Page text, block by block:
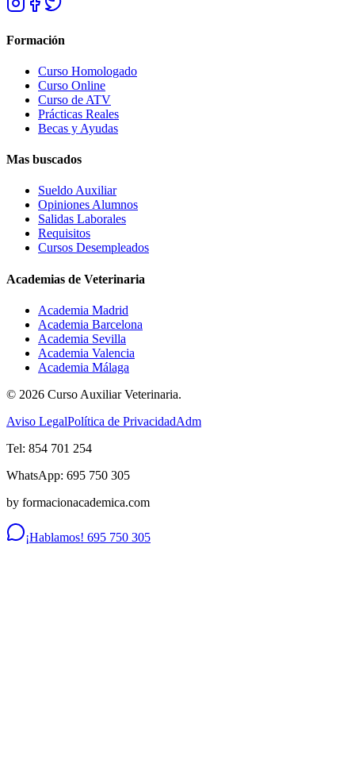
Formación
Curso Homologado
Curso Online
Curso de ATV
Prácticas Reales
Becas y Ayudas
Mas buscados
Sueldo Auxiliar
Opiniones Alumnos
Salidas Laborales
Requisitos
Cursos Desempleados
Academias de Veterinaria
Academia Madrid
Academia Barcelona
Academia Sevilla
Academia Valencia
Academia Málaga
© 2026 Curso Auxiliar Veterinaria.
Aviso LegalPolítica de PrivacidadAdm
Tel: 854 701 254
WhatsApp: 695 750 305
by formacionacademica.com
¡Hablamos! 695 750 305